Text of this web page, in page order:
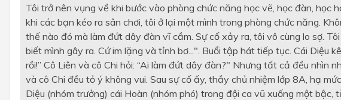
Tôi trở nên vụng về khi bước vào phòng chức năng học vẽ, học đàn, học
khi các bạn kéo ra sân chơi, tôi ở lại một mình trong phòng chức năng.
thế nào đó mà làm đứt dây đàn vĩ cầm. Sự cố xảy ra, tôi vô cùng lo sợ.
biết mình gây ra. Cứ im lặng và tỉnh bơ...". Buổi tập hát tiếp tục. Cái Diệu
rồi!” Cô Liên và cô Chi hỏi: “Ai làm đứt dây đàn?" Nhưng tất cả đều nhìn
và cô Chi đều tỏ ý không vui. Sau sự cố ấy, thầy chủ nhiệm lớp 8A, hạ
Diệu (nhóm trưởng) cái Hoàn (nhóm phó) trong đội ca vũ xuống một bậc,